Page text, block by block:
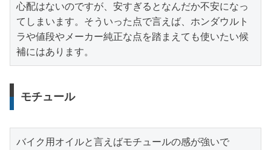
心配はないのですが、安すぎるとなんだか不安になっ
てしまいます。そういった点で言えば、ホンダウルト
ラや値段やメーカー純正な点を踏まえても使いたい候
補にはあります。
モチュール
バイク用オイルと言えばモチュールの感が強いで